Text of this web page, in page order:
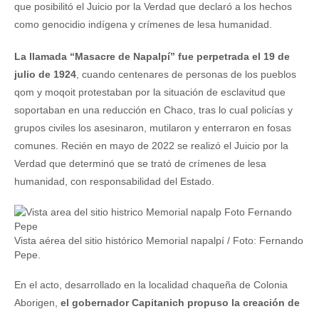
que posibilitó el Juicio por la Verdad que declaró a los hechos
como genocidio indígena y crímenes de lesa humanidad.
La llamada “Masacre de Napalpí” fue perpetrada el 19 de
julio de 1924 , cuando centenares de personas de los pueblos
qom y moqoit protestaban por la situación de esclavitud que
soportaban en una reducción en Chaco, tras lo cual policías y
grupos civiles los asesinaron, mutilaron y enterraron en fosas
comunes. Recién en mayo de 2022 se realizó el Juicio por la
Verdad que determinó que se trató de crímenes de lesa
humanidad, con responsabilidad del Estado.
Vista aérea del sitio histórico Memorial napalpí / Foto: Fernando
Pepe.
En el acto, desarrollado en la localidad chaqueña de Colonia
Aborigen, el gobernador Capitanich propuso la creación de